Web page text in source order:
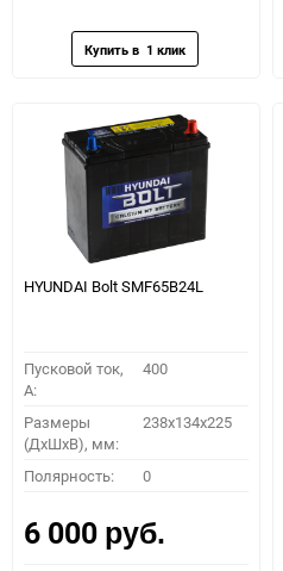
HYUNDAI Bolt SMF65B24L
Пусковой ток,
A:
400
Размеры
(ДхШхВ), мм:
238х134х225
Полярность: 0
6 000 руб.